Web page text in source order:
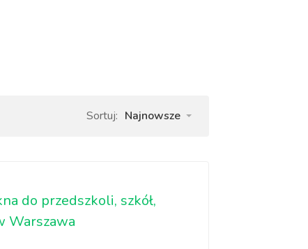
Sortuj: Najnowsze
do przedszkoli, szkół,
Warszawa